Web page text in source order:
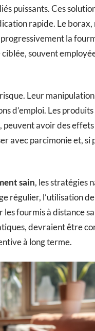
puissants. Ces
rapide. Le borax,
la
souvent
Leur
d’emploi. Les
avoir des
avec parcimonie et,
sain, les stratégies
régulier, l’utilisation
fourmis à distance
devraient être
à long terme.